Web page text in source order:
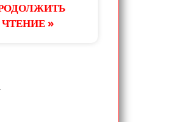
ЧТЕНИЕ »
השאירו פרטים